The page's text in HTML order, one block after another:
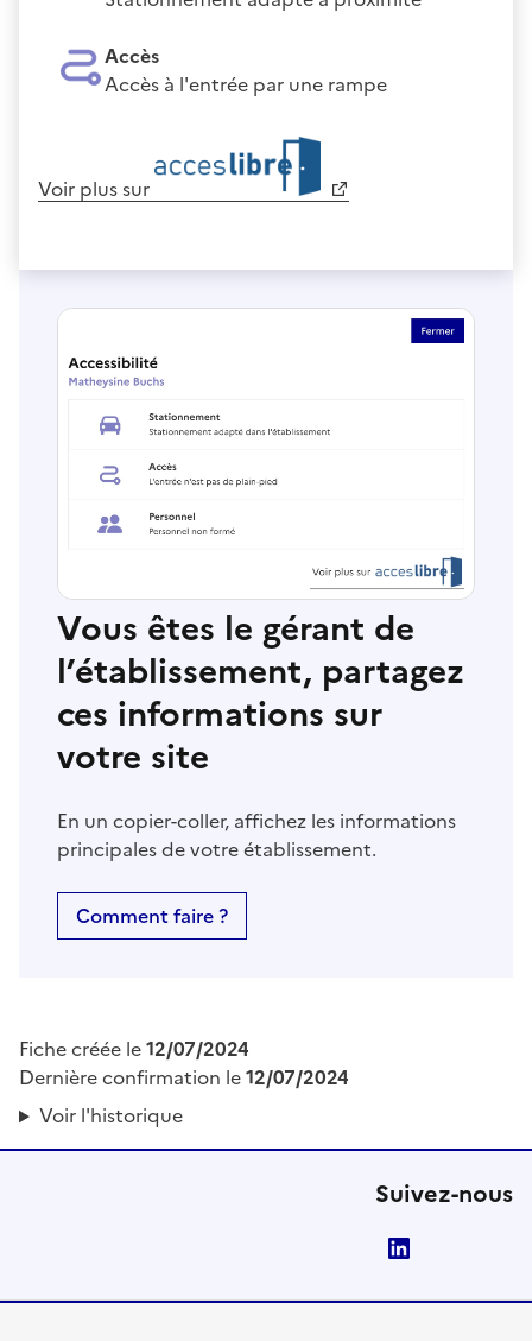
Accès
Accès à l'entrée par une rampe
Voir plus sur
Vous êtes le gérant de
l’établissement, partagez
ces informations sur
votre site
En un copier-coller, affichez les informations
principales de votre établissement.
Comment faire ?
Fiche créée le12/07/2024
Dernière confirmation le12/07/2024
Voir l'historique
Suivez-nous